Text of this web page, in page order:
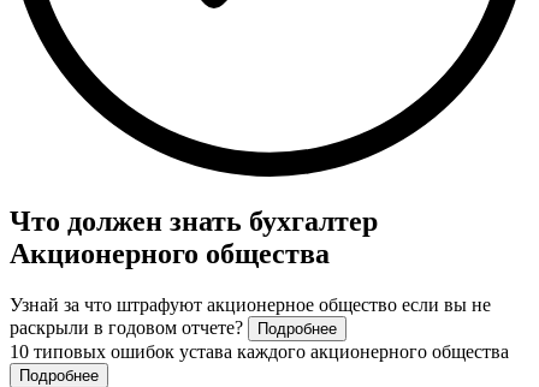
Что должен знать бухгалтер
Акционерного общества
Узнай за что штрафуют акционерное общество если вы не
раскрыли в годовом отчете?
Подробнее
10 типовых ошибок устава каждого акционерного общества
Подробнее